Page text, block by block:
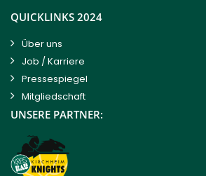
QUICKLINKS 2024
Über uns
Job / Karriere
Pressespiegel
Mitgliedschaft
UNSERE PARTNER: